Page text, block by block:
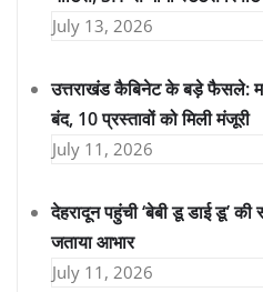
July 13, 2026
उत्तराखंड कैबिनेट के बड़े फैसले:
बंद, 10 प्रस्तावों को मिली मंजूरी
July 11, 2026
देहरादून पहुंची ‘बेबी डू डाई डू’
जताया आभार
July 11, 2026